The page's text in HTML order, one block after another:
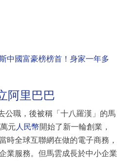
中國富豪榜榜首！身家一年多
阿里巴巴
公職，後被稱「十八羅漢」的馬
元 人民幣開始了新一輪創業，
時全球互聯網在做的電子商務，
業服務。但馬雲成長於中小企業